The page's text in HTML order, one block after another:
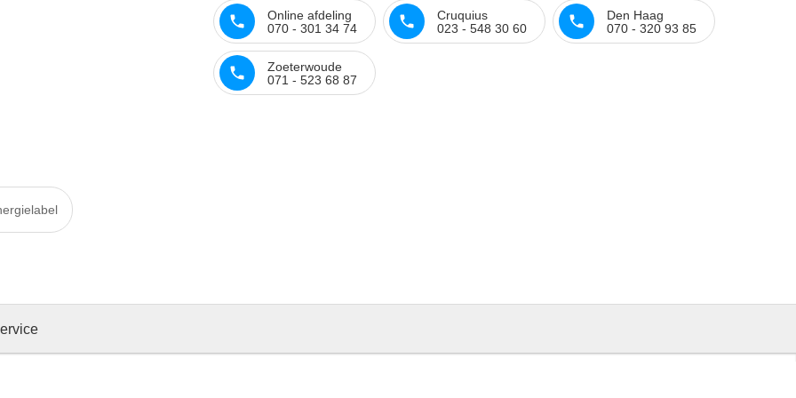
Online afdeling
070 - 301 34 74
Cruquius
023 - 548 30 60
Den Haag
070 - 320 93 85
Zoeterwoude
071 - 523 68 87